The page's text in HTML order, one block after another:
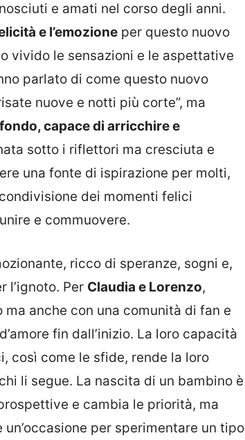
e amati nel corso degli anni.
e l’emozione per questo nuovo
vivido le sensazioni e le aspettative
parlato di come questo nuovo
nuove e notti più corte”, ma
capace di arricchire e
sotto i riflettori ma cresciuta e
una fonte di ispirazione per molti,
dei momenti felici
e commuovere.
ricco di speranze, sogni e,
l’ignoto. Per Claudia e Lorenzo,
anche con una comunità di fan e
fin dall’inizio. La loro capacità
così come le sfide, rende la loro
li segue. La nascita di un bambino è
e cambia le priorità, ma
per sperimentare un tipo